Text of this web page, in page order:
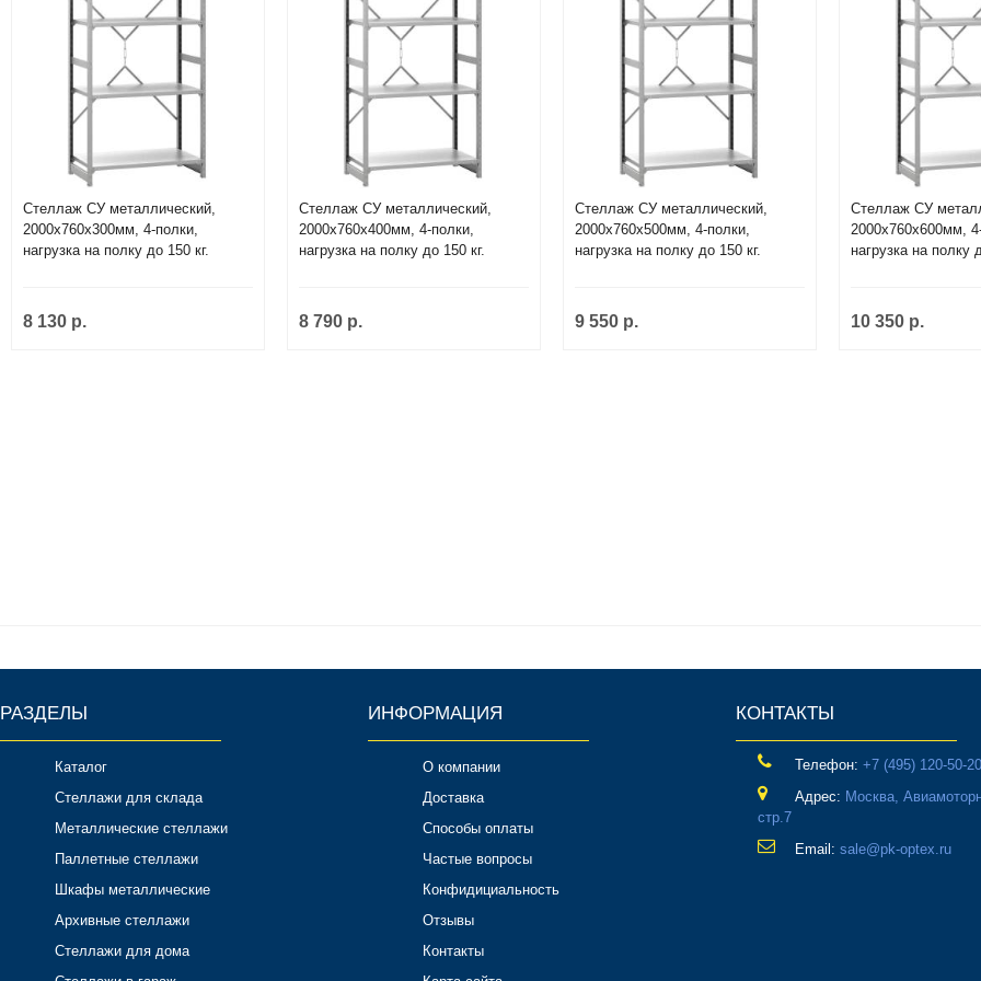
Стеллаж СУ металлический,
2000х760х300мм, 4-полки,
нагрузка на полку до 150 кг.
8 130 р.
Стеллаж СУ металлический,
2000х760х400мм, 4-полки,
нагрузка на полку до 150 кг.
8 790 р.
Стеллаж СУ металлический,
2000х760х500мм, 4-полки,
нагрузка на полку до 150 кг.
9 550 р.
Стеллаж СУ
2000х760х600мм,
нагрузка на полку
10 350 р.
РАЗДЕЛЫ
Каталог
Стеллажи для склада
Металлические стеллажи
Паллетные стеллажи
Шкафы металлические
Архивные стеллажи
Стеллажи для дома
ИНФОРМАЦИЯ
О компании
Доставка
Способы оплаты
Частые вопросы
Конфидициальность
Отзывы
Контакты
КОНТАКТЫ
Телефон: ‎+7 (495) 120-50-20
Адрес: Москва,
стр.7
Email: sale@pk-optex.ru